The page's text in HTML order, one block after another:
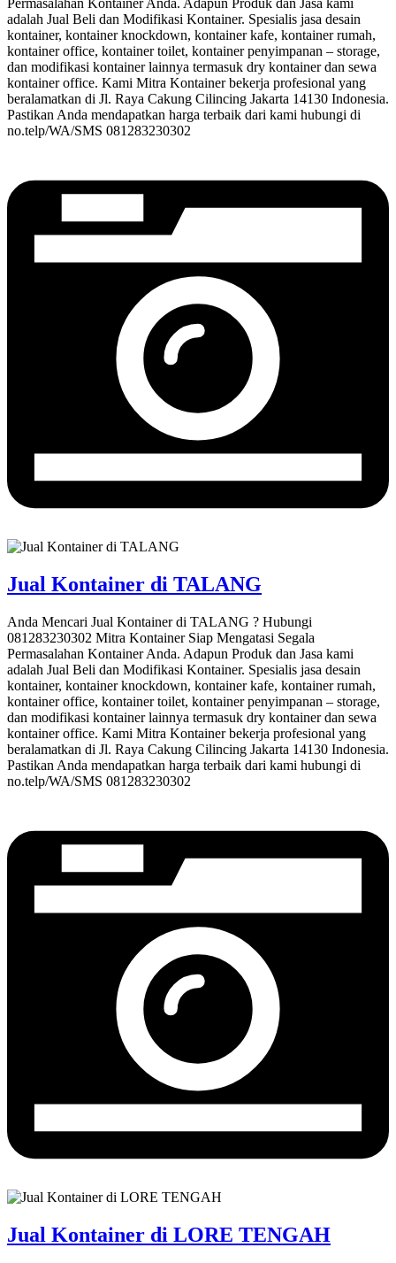
Permasalahan Kontainer Anda. Adapun Produk dan Jasa kami
adalah Jual Beli dan Modifikasi Kontainer. Spesialis jasa desain
kontainer, kontainer knockdown, kontainer kafe, kontainer rumah,
kontainer office, kontainer toilet, kontainer penyimpanan – storage,
dan modifikasi kontainer lainnya termasuk dry kontainer dan sewa
kontainer office. Kami Mitra Kontainer bekerja profesional yang
beralamatkan di Jl. Raya Cakung Cilincing Jakarta 14130 Indonesia.
Pastikan Anda mendapatkan harga terbaik dari kami hubungi di
no.telp/WA/SMS 081283230302
Jual Kontainer di TALANG
Anda Mencari Jual Kontainer di TALANG ? Hubungi
081283230302 Mitra Kontainer Siap Mengatasi Segala
Permasalahan Kontainer Anda. Adapun Produk dan Jasa kami
adalah Jual Beli dan Modifikasi Kontainer. Spesialis jasa desain
kontainer, kontainer knockdown, kontainer kafe, kontainer rumah,
kontainer office, kontainer toilet, kontainer penyimpanan – storage,
dan modifikasi kontainer lainnya termasuk dry kontainer dan sewa
kontainer office. Kami Mitra Kontainer bekerja profesional yang
beralamatkan di Jl. Raya Cakung Cilincing Jakarta 14130 Indonesia.
Pastikan Anda mendapatkan harga terbaik dari kami hubungi di
no.telp/WA/SMS 081283230302
Jual Kontainer di LORE TENGAH